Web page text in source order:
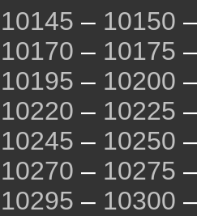
10145 – 10150
10170 – 10175
10195 – 10200
10220 – 10225
10245 – 10250
10270 – 10275
10295 – 10300